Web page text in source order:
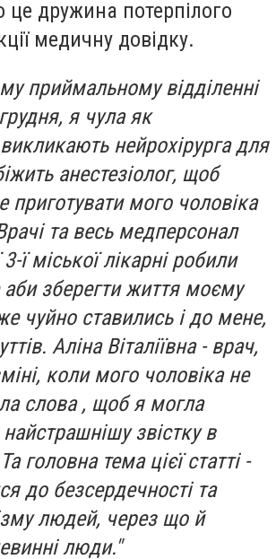
це дружина потерпілого
медичну довідку.
приймальному відділенні
я чула як
нейрохірурга для
анестезіолог, щоб
мого чоловіка
та весь медперсонал
3-ї міської лікарні робили
зберегти життя моєму
чуйно ставились і до мене,
Аліна Віталіївна - врач,
коли мого чоловіка не
слова , щоб я могла
звістку в
головна тема цієї статті -
до безсердечності та
людей, через що й
люди."